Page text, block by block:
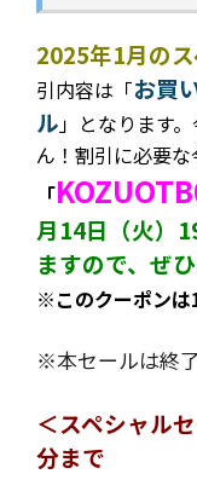
2025年1月の
引内容は 「お買
ル 」となります
ん！割引に必要
「
月14日（火）
ますので、ぜ
※このクーポンは
※本セールは終
＜スペシャル
分まで